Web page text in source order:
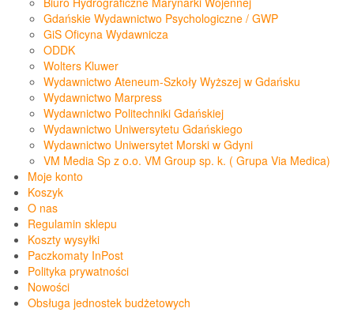
Gdańskie Wydawnictwo Psychologiczne / GWP
GiS Oficyna Wydawnicza
ODDK
Wolters Kluwer
Wydawnictwo Ateneum-Szkoły Wyższej w Gdańsku
Wydawnictwo Marpress
Wydawnictwo Politechniki Gdańskiej
Wydawnictwo Uniwersytetu Gdańskiego
Wydawnictwo Uniwersytet Morski w Gdyni
VM Media Sp z o.o. VM Group sp. k. ( Grupa Via Medica)
Moje konto
Koszyk
O nas
Regulamin sklepu
Koszty wysyłki
Paczkomaty InPost
Polityka prywatności
Nowości
Obsługa jednostek budżetowych